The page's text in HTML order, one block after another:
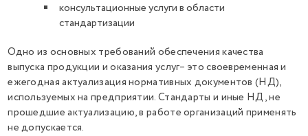
консультационные услуги в области
стандартизации
Одно из основных требований обеспечения качества
выпуска продукции и оказания услуг– это своевременная и
ежегодная актуализация нормативных документов (НД),
используемых на предприятии. Стандарты и иные НД, не
прошедшие актуализацию, в работе организаций применять
не допускается.